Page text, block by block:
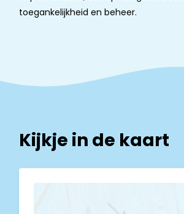
toegankelijkheid en beheer.
Kijkje in de kaart